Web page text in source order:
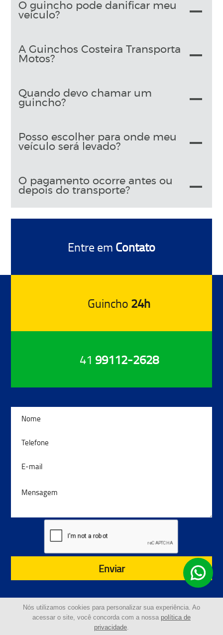
Nós utilizamos cookies para personalizar sua experiência. Ao
acessar o site, você concorda com a nossa política de
privacidade.
O guincho pode danificar meu
veículo?
A Guinchos Costeira Transporta
Motos?
Quando devo chamar um
guincho?
Posso escolher para onde meu
veículo será levado?
O pagamento ocorre antes ou
depois do transporte?
Guincho 24h
Entre em Contato
41 99112-2628
Enviar
© 2024 - Guinchos Costeira | Todos os Direitos